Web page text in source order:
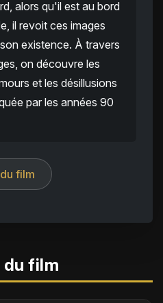
alors qu'il est au bord
il revoit ces images
existence. À travers
on découvre les
et les désillusions
par les années 90
film
du film